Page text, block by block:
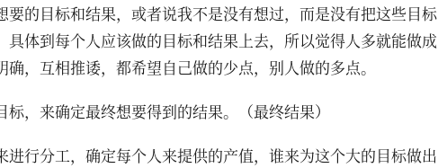
要的目标和结果，或者说我不是没有想过，而是没有把这些目标
具体到每个人应该做的目标和结果上去，所以觉得人多就能做成
，互相推诿，都希望自己做的少点，别人做的多点。
，来确定最终想要得到的结果。（最终结果）
进行分工，确定每个人来提供的产值，谁来为这个大的目标做出